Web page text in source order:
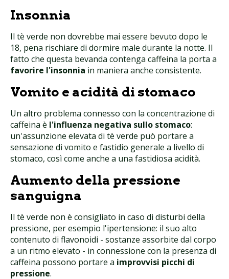
Insonnia
Il tè verde non dovrebbe mai essere bevuto dopo le
18, pena rischiare di dormire male durante la notte. Il
fatto che questa bevanda contenga caffeina la porta a
favorire l'insonnia in maniera anche consistente.
Vomito e acidità di stomaco
Un altro problema connesso con la concentrazione di
caffeina è l'influenza negativa sullo stomaco:
un'assunzione elevata di tè verde può portare a
sensazione di vomito e fastidio generale a livello di
stomaco, così come anche a una fastidiosa acidità.
Aumento della pressione
sanguigna
Il tè verde non è consigliato in caso di disturbi della
pressione, per esempio l'ipertensione: il suo alto
contenuto di flavonoidi - sostanze assorbite dal corpo
a un ritmo elevato - in connessione con la presenza di
caffeina possono portare a improvvisi picchi di
pressione.